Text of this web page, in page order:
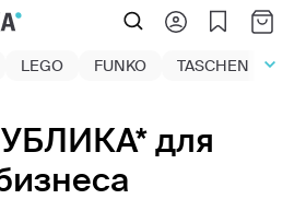
LEGO FUNKO TASCHEN
для